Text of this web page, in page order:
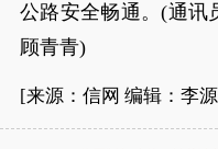
公路安全畅通。(通讯
顾青青)
[来源：信网 编辑：李